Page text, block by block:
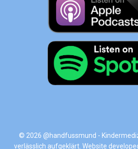
© 2026 @handfussmund -
verlässlich aufgeklärt. Website